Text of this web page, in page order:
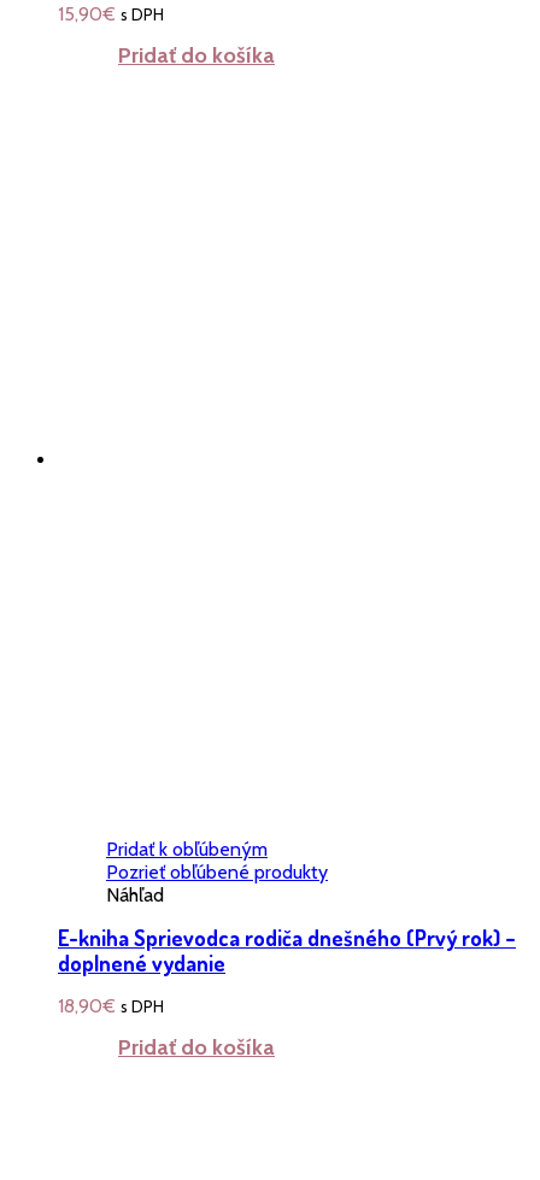
15,90€ s DPH
Pridať do košíka
Pridať k obľúbeným
Pozrieť obľúbené produkty
Náhľad
E-kniha Sprievodca rodiča dnešného (Prvý rok) –
doplnené vydanie
18,90€ s DPH
Pridať do košíka